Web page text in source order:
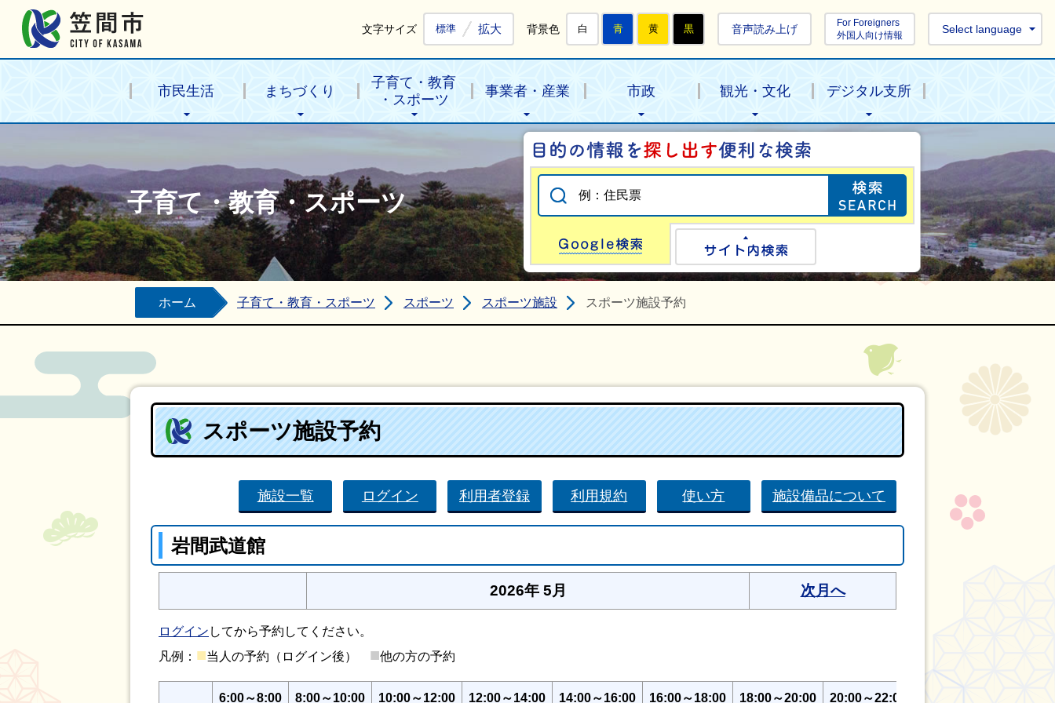
文字サイズ 標準 拡大 背景色 白 青 黄 黒 音声読み上げ
For Foreigners
外国人向け情報
Select language
市民生活 まちづくり
子育て・教育
・スポーツ
事業者・産業 市政 観光・文化 デジタル支所
子育て・教育・スポーツ
目的の情報を探
Google検索
ホーム 子育て・教育・スポーツ スポーツ スポーツ施設 スポーツ施設予約
スポーツ施設予約
施設一覧 ログイン 利用者登録 利用規約 使い方 施設備品について
岩間武道館
2026年 5月 次月へ
ログイン してから予約してください。
凡例： ■当人の予約（ログイン後） ■他の方の予約
6:00～8:00 8:00～10:00 10:00～12:00 12:00～14:00 14:00～16:00 16:00～18:00 18:00～20:00 20:00～22:00